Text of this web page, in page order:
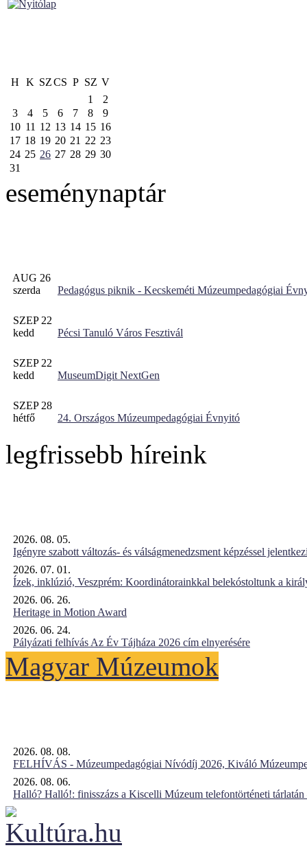
H K SZCS P SZ V
1
2
3
4 5 6 7 8
9
10 11 12 13 14 15 16
17 18 19 20 21 22 23
24 25 26 27 28 29 30
31
eseménynaptár
AUG 26
szerda
Pedagógus piknik - Kecskeméti Múzeumpedagógiai
SZEP 22
kedd
Pécsi Tanuló Város Fesztivál
SZEP 22
kedd
MuseumDigit NextGen
SZEP 28
hétfő
24. Országos Múzeumpedagógiai Évnyitó
legfrissebb híreink
2026. 08. 05.
Igényre szabott változás- és válságmenedzsment képzéssel
2026. 07. 01.
Ízek, inklúzió, Veszprém: Koordinátorainkkal belekóstoltunk a
2026. 06. 26.
Heritage in Motion Award
2026. 06. 24.
Pályázati felhívás Az Év Tájháza 2026 cím elnyerésére
Magyar Múzeumok
2026. 08. 08.
FELHÍVÁS - Múzeumpedagógiai Nívódíj 2026, Kiváló
2026. 08. 06.
Halló? Halló!: finisszázs a Kiscelli Múzeum telefontörténeti tárlatán